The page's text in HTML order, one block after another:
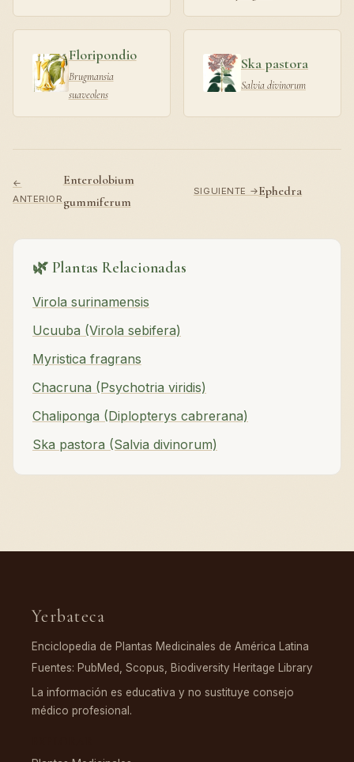
Floripondio
Brugmansia
suaveolens
Ska pastora
Salvia divinorum
←
ANTERIOR
Enterolobium
gummiferum
SIGUIENTE →Ephedra
🌿 Plantas Relacionadas
Virola surinamensis
Ucuuba (Virola sebifera)
Myristica fragrans
Chacruna (Psychotria viridis)
Chaliponga (Diplopterys cabrerana)
Ska pastora (Salvia divinorum)
Yerbateca
Enciclopedia de Plantas Medicinales de América Latina
Fuentes: PubMed, Scopus, Biodiversity Heritage Library
La información es educativa y no sustituye consejo
médico profesional.